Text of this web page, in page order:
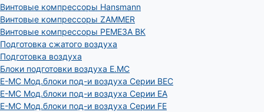
Винтовые компрессоры Hansmann
Винтовые компрессоры ZAMMER
Винтовые компрессоры РЕМЕЗА ВК
Подготовка сжатого воздуха
Подготовка воздуха
Блоки подготовки воздуха E.MC
E-MC Мод.блоки под-и воздуха Серии BEC
E-MC Мод.блоки под-и воздуха Серии EA
E-MC Мод.блоки под-и воздуха Серии FE